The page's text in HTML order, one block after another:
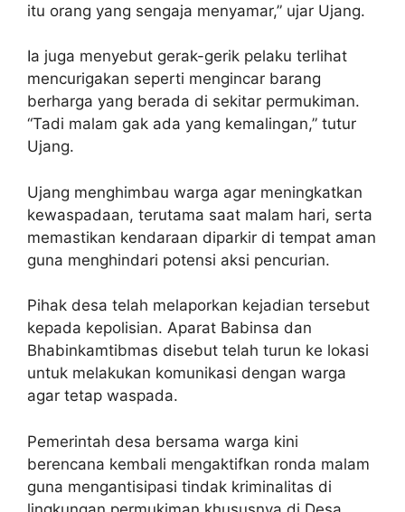
itu orang yang sengaja menyamar,” ujar Ujang.
Ia juga menyebut gerak-gerik pelaku terlihat
mencurigakan seperti mengincar barang
berharga yang berada di sekitar permukiman.
“Tadi malam gak ada yang kemalingan,” tutur
Ujang.
Ujang menghimbau warga agar meningkatkan
kewaspadaan, terutama saat malam hari, serta
memastikan kendaraan diparkir di tempat aman
guna menghindari potensi aksi pencurian.
Pihak desa telah melaporkan kejadian tersebut
kepada kepolisian. Aparat Babinsa dan
Bhabinkamtibmas disebut telah turun ke lokasi
untuk melakukan komunikasi dengan warga
agar tetap waspada.
Pemerintah desa bersama warga kini
berencana kembali mengaktifkan ronda malam
guna mengantisipasi tindak kriminalitas di